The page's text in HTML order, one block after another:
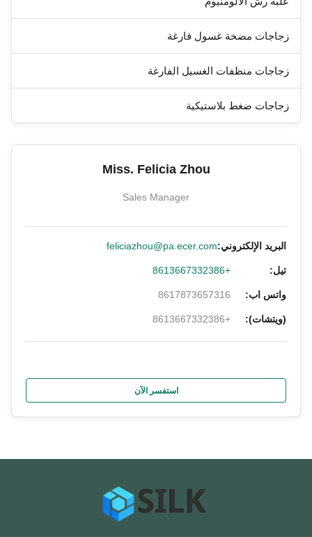
زجاجات مضخة غسول فارغة
زجاجات منظفات الغسيل الفارغة
زجاجات ضغط بلاستيكية
Miss. Felicia Zhou
Sales Manager
البريد الإلكتروني:feliciazhou@pa.ecer.com
تيل: +8613667332386
واتس اب: 8617873657316
(ويتشات): +8613667332386
استفسر الآن